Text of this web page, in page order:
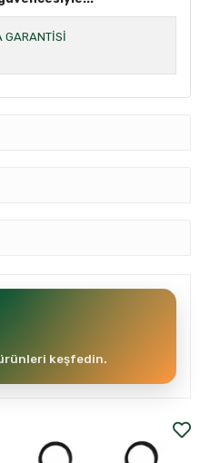
GARANTİSİ
keşfedin.